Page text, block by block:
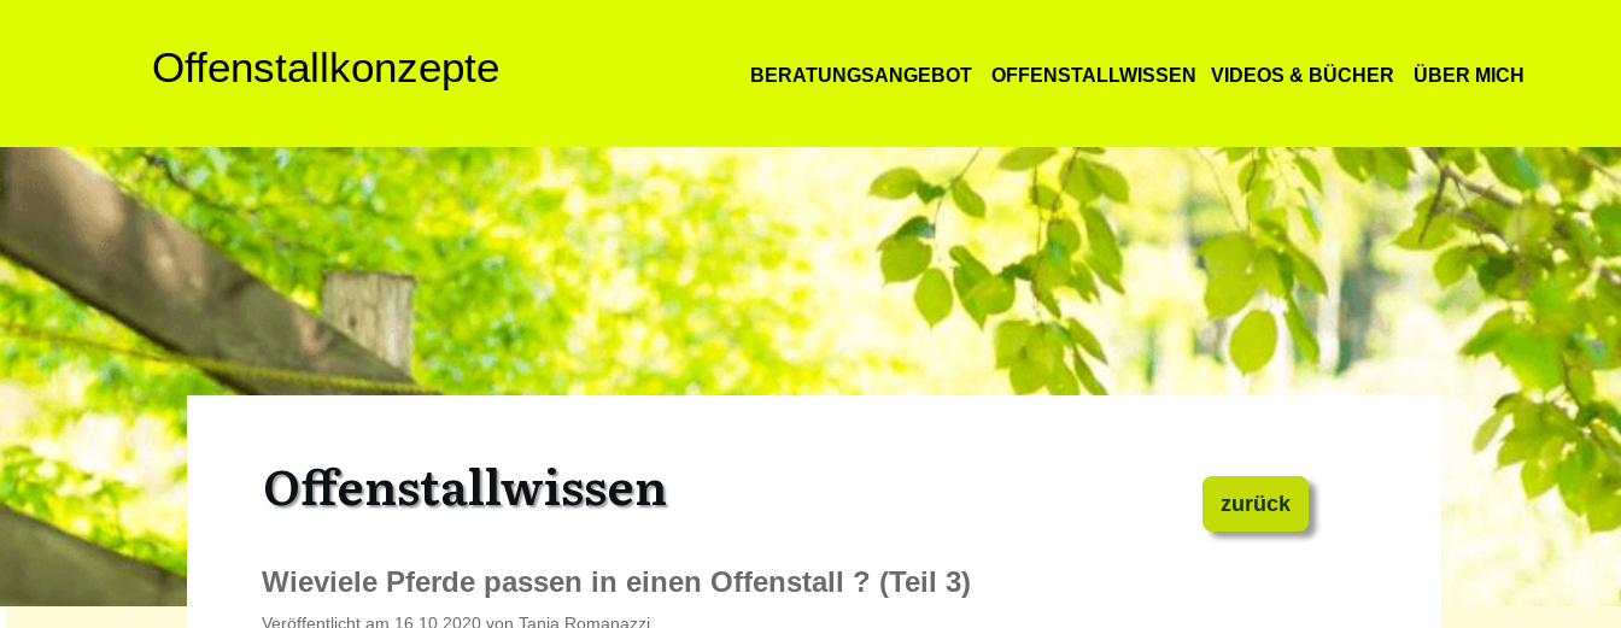
Offenstallkonzepte BERATUNGSANGEBOT OFFENSTALLWISSEN VIDEOS & BÜCHER ÜBER MICH
Offenstallwissen zurück
Wieviele Pferde passen in einen Offenstall ? (Teil 3)
Veröffentlicht am 16.10.2020 von Tanja Romanazzi